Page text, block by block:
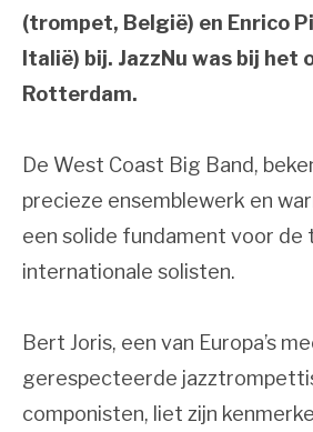
(trompet, België) en Enrico
Italië) bij. JazzNu was bij het
Rotterdam.
De West Coast Big Band,
precieze ensemblewerk en
een solide fundament voor de
internationale solisten.
Bert Joris, een van Europa’s
gerespecteerde
componisten, liet zijn